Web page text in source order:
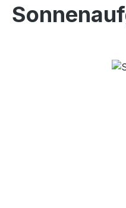
Bildergalerie